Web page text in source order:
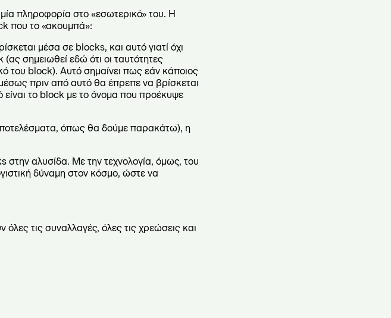
πληροφορία στο «εσωτερικό» του. Η
που το «ακουμπά»:
μέσα σε blocks, και αυτό γιατί όχι
σημειωθεί εδώ ότι οι ταυτότητες
του block). Αυτό σημαίνει πως εάν κάποιος
πριν από αυτό θα έπρεπε να βρίσκεται
είναι το block με το όνομα που προέκυψε
όπως θα δούμε παρακάτω), η
αλυσίδα. Με την τεχνολογία, όμως, του
δύναμη στον κόσμο, ώστε να
τις συναλλαγές, όλες τις χρεώσεις και